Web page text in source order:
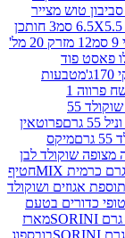
3 חותכן
12 מזרק 20 מל'
לבן
חטיף
ושוקולד
בטעם
מארז
בובספוג